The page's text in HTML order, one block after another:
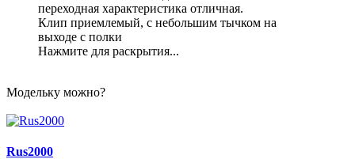
переходная характеристика отличная.
Клип приемлемый, с небольшим тычком на
выходе с полки
Нажмите для раскрытия...
Модельку можно?
Rus2000